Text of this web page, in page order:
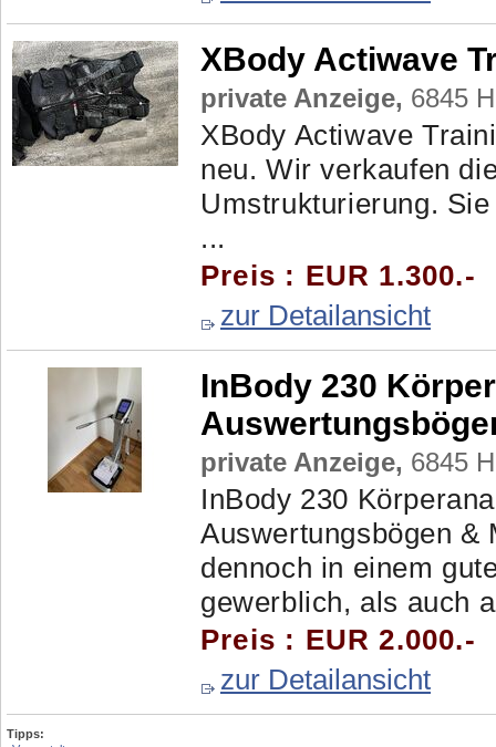
XBody Actiwave
private Anzeige, 6845
XBody Actiwave
neu. Wir verkaufen
Umstrukturierung.
...
Preis : EUR 1.300.-
zur Detailansicht
InBody 230
private Anzeige, 6845
InBody 230
Auswertungsbögen &
dennoch in einem
gewerblich, als auch
Preis : EUR 2.000.-
zur Detailansicht
Tipps: